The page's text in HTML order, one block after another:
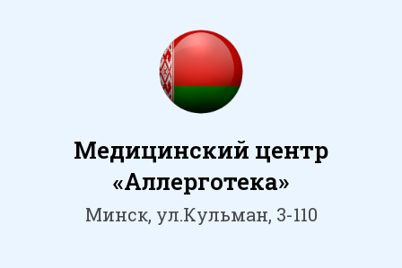
Медицинский центр
«Аллерготека»
Минск, ул.Кульман, 3-110